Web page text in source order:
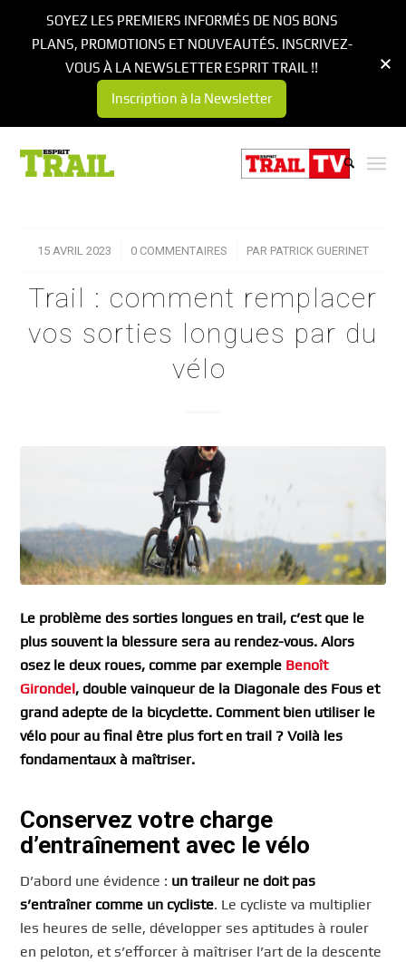
15 AVRIL 2023
/ 0 COMMENTAIRES
/ PAR PATRICK GUERINET
Trail : comment remplacer
vos sorties longues par du
vélo
Le problème des sorties longues en trail, c’est que le
plus souvent la blessure sera au rendez-vous. Alors
osez le deux roues, comme par exemple Benoît
Girondel, double vainqueur de la Diagonale des Fous et
grand adepte de la bicyclette. Comment bien utiliser le
vélo pour au final être plus fort en trail ? Voilà les
fondamentaux à maîtriser.
Conservez votre charge
d’entraînement avec le vélo
D’abord une évidence : un traileur ne doit pas
s’entraîner comme un cycliste. Le cycliste va multiplier
les heures de selle, développer ses aptitudes à rouler
en peloton, et s’efforcer à maîtriser l’art de la descente
SOYEZ LES PREMIERS INFORMÉS DE NOS BONS
PLANS, PROMOTIONS ET NOUVEAUTÉS. INSCRIVEZ-
VOUS À LA NEWSLETTER ESPRIT TRAIL !!
Inscription à la Newsletter